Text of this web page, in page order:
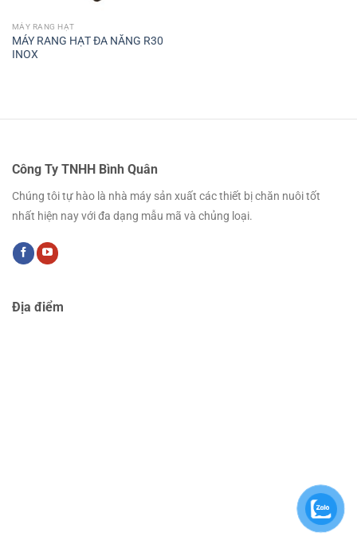
MÁY RANG HẠT
MÁY RANG HẠT ĐA NĂNG R30
INOX
Công Ty TNHH Bình Quân
Chúng tôi tự hào là nhà máy sản xuất các thiết bị chăn nuôi tốt
nhất hiện nay với đa dạng mẫu mã và chủng loại.
Địa điểm